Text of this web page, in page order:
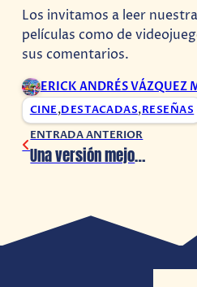
Los invitamos a leer
películas como de
sus comentarios.
ERICK ANDRÉS VÁZQUEZ
CINE,DESTACADAS,RESEÑAS
ENTRADA ANTERIOR
Una versión mejorada de ‘Spider-Man: Across the Spider-Verse’ llega a los cines